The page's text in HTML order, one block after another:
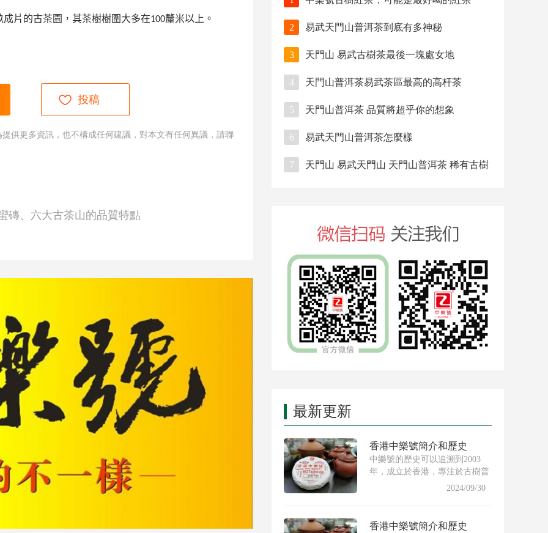
成片的古茶園，其茶樹樹圍大多在100釐米以上。
投稿
供更多資訊，也不構成任何建議，對本文有任何異議，請聯
磚、六大古茶山的品質特點
2 易武天門山普洱茶到底有多神秘
3 天門山 易武古樹茶最後一塊處女地
4 天門山普洱茶易武茶區最高的高杆茶
5 天門山普洱茶 品質將超乎你的想象
6 易武天門山普洱茶怎麼樣
7 天門山 易武天門山 天門山普洱茶 稀有古樹
最新更新
香港中樂號簡介和歷史
中樂號的歷史可以追溯到2003
年，成立於香港，專注於古樹普
洱茶的製作與推廣。創始人希
2024/09/30
香港中樂號簡介和歷史